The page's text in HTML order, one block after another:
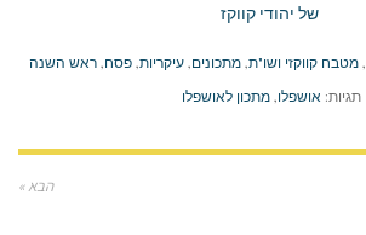
של יהודי קווקז
,מטבח קווקזי ושו"ת,מתכונים,עיקריות,פסח,ראש השנה
תגיות: אושפלו,מתכון לאושפלו
הבא »